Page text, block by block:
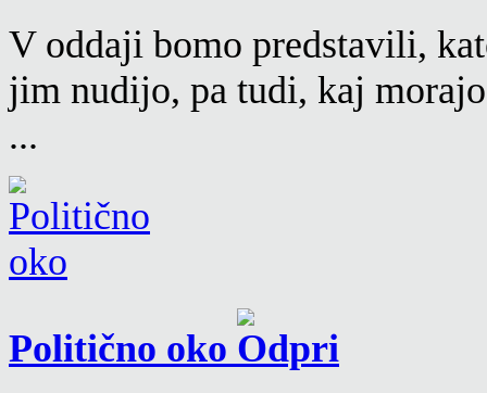
V oddaji bomo predstavili,
jim nudijo, pa tudi, kaj
...
Politično oko